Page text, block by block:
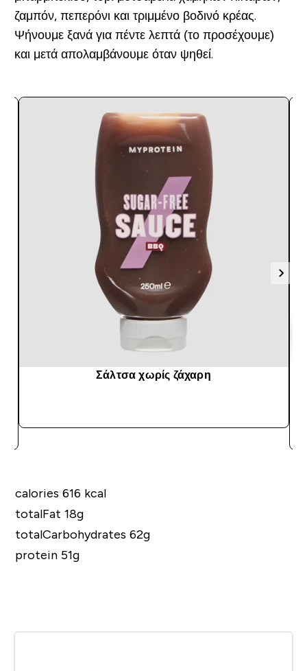
ζαμπόν, πεπερόνι και τριμμένο βοδινό κρέας.
Ψήνουμε ξανά για πέντε λεπτά (το προσέχουμε)
και μετά απολαμβάνουμε όταν ψηθεί.
Σάλτσα χωρίς ζάχαρη
calories 616 kcal
totalFat 18g
totalCarbohydrates 62g
protein 51g